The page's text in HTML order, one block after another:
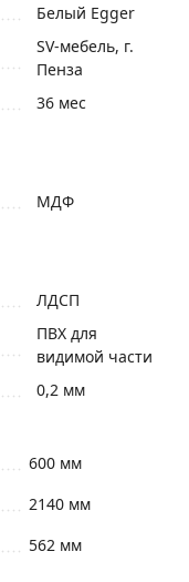
Белый Egger
SV-мебель, г.
Пенза
36 мес
МДФ
ЛДСП
ПВХ для
видимой части
0,2 мм
600 мм
2140 мм
562 мм